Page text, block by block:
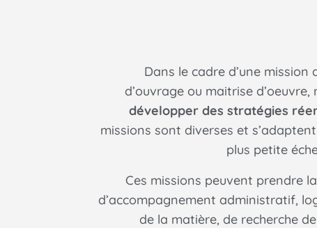
Dans le cadre d’une mission
d’ouvrage ou maitrise
développer des stratégies
missions sont diverses et
plus petite
Ces missions peuvent prendre
d’accompagnement administratif,
de la matière, de recherche